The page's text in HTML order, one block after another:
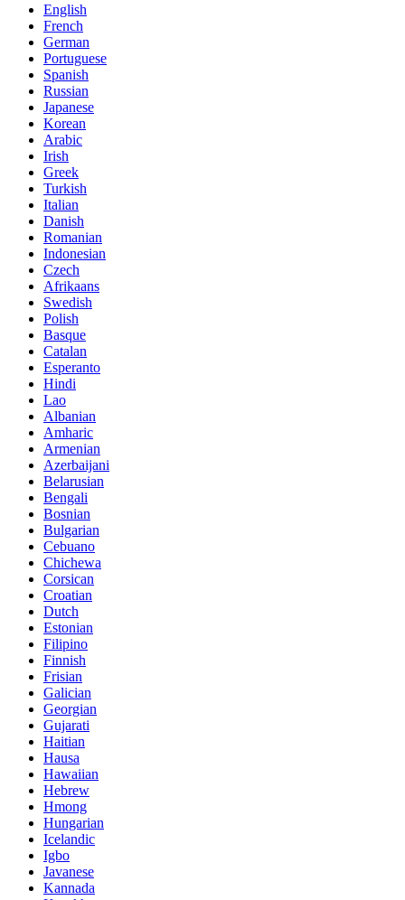
English
French
German
Portuguese
Spanish
Russian
Japanese
Korean
Arabic
Irish
Greek
Turkish
Italian
Danish
Romanian
Indonesian
Czech
Afrikaans
Swedish
Polish
Basque
Catalan
Esperanto
Hindi
Lao
Albanian
Amharic
Armenian
Azerbaijani
Belarusian
Bengali
Bosnian
Bulgarian
Cebuano
Chichewa
Corsican
Croatian
Dutch
Estonian
Filipino
Finnish
Frisian
Galician
Georgian
Gujarati
Haitian
Hausa
Hawaiian
Hebrew
Hmong
Hungarian
Icelandic
Igbo
Javanese
Kannada